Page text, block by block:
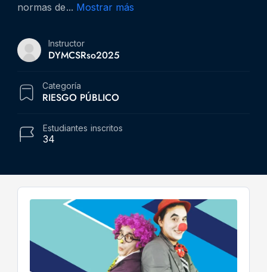
normas de... Mostrar más
Instructor
DYMCSRso2025
Categoría
RIESGO PÚBLICO
34
Estudiantes inscritos